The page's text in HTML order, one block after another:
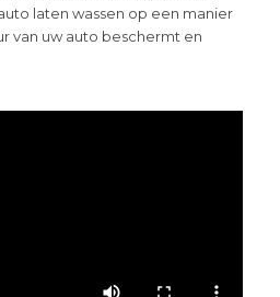
laten wassen op een manier
van uw auto beschermt en